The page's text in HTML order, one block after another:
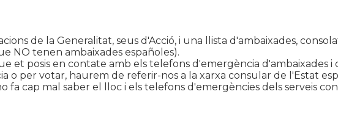
de la Generalitat, seus d'Acció, i una llista d'ambaixades,
NO tenen ambaixades españoles).
et posis en contate amb els telefons d'emergència d'ambaixades i
per votar, haurem de referir-nos a la xarxa consular de l'Estat
fa cap mal saber el lloc i els telefons d'emergències dels serveis